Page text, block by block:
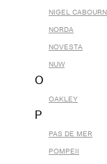
NIGEL CABOURN
NORDA
NOVESTA
NUW
O
OAKLEY
P
PAS DE MER
POMPEII